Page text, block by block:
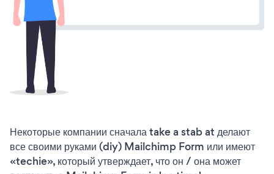
Некоторые компании сначала take a stab at делают
все своими руками (diy) Mailchimp Form или имеют
«techie», который утверждает, что он / она может